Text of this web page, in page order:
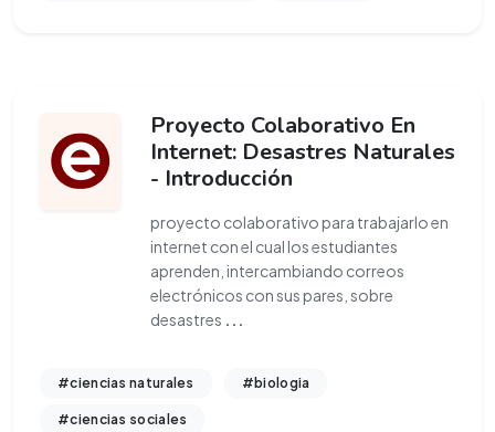
Proyecto Colaborativo En
Internet: Desastres Naturales
- Introducción
proyecto colaborativo para trabajarlo en
internet con el cual los estudiantes
aprenden, intercambiando correos
electrónicos con sus pares, sobre
desastres ...
#ciencias naturales #biologia
#ciencias sociales